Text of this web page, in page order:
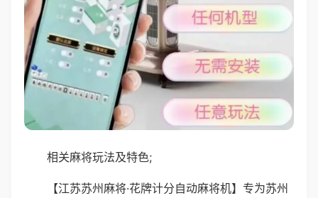
相关麻将玩法及特色;
【江苏苏州麻将·花牌计分自动麻将机】专为苏州